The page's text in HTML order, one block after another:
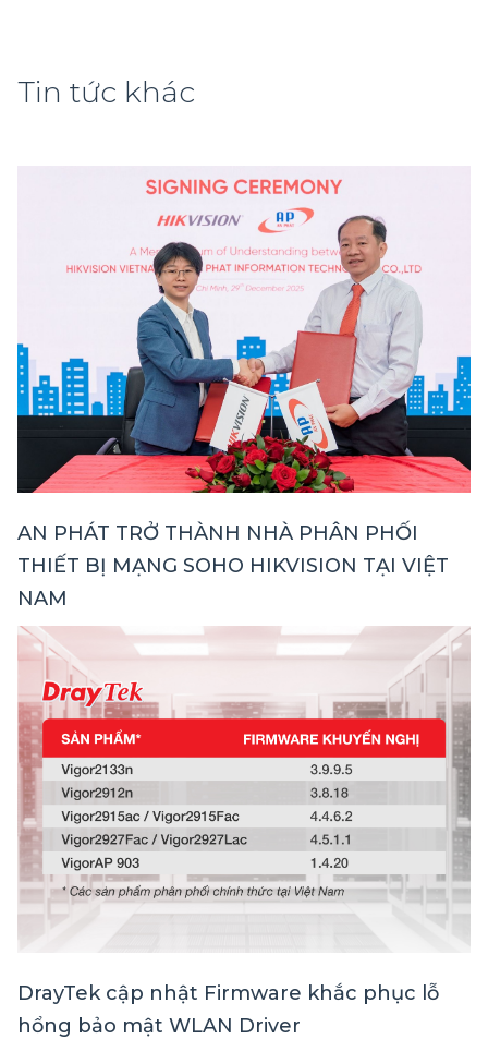
Tin tức khác
AN PHÁT TRỞ THÀNH NHÀ PHÂN PHỐI
THIẾT BỊ MẠNG SOHO HIKVISION TẠI VIỆT
NAM
DrayTek cập nhật Firmware khắc phục lỗ
hổng bảo mật WLAN Driver